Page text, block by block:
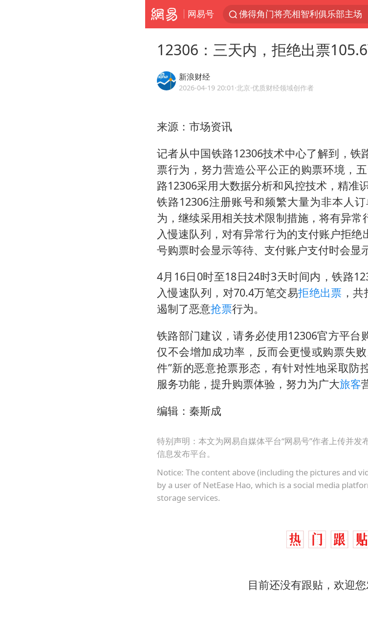
网易号
佛得角门将亮相智利俱乐部主场
中方回应是否在太平洋海底开采
宇树科技发行价格150.80元/股
CIA被曝已秘密设立古巴工作组
法国将禁止“未经同意的电话营销”
吉林一“温度计大楼”读数爆表
贵州轮胎子公司获美国退税8136
“深圳地面沉降致车辆损坏”不实
泰国一女公务员妆容引争议 本人
女子利用漏洞0元薅走3000多件
80后女柜员逆袭成4200亿银行副
27岁女子成组织卖淫集团主犯被
24小时不关空调 电费会更低吗
东方甄选被判赔偿江小白30万元
奋进开新局 实干挑大梁
12306：三天内，拒绝出票
新浪财经
2026-04-19 20:01 ·北京·优质财经领域创作者
来源：市场资讯
记者从中国铁路12306技术中心了解到，铁
票行为，努力营造公平公正的购票环境，
路12306采用大数据分析和风控技术，精准
铁路12306注册账号和频繁大量为非本人
为，继续采用相关技术限制措施，将有异常
入慢速队列，对有异常行为的支付账户拒
号购票时会显示等待、支付账户支付时会显
4月16日0时至18日24时3天时间内，铁路
入慢速队列，对70.4万笔交易拒绝出票 ，
遏制了恶意抢票行为。
铁路部门建议，请务必使用12306官方平台
仅不会增加成功率，反而会更慢或购票失
件”新的恶意抢票形态，有针对性地采取防
服务功能，提升购票体验，努力为广大旅客
编辑：秦斯成
特别声明：本文为网易自媒体平台“网易号”作者上传并
信息发布平台。
Notice: The content above (including the pictures and
by a user of NetEase Hao, which is a social media
storage services.
目前还没有跟贴，欢迎